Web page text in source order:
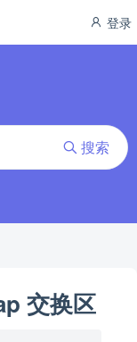
登录
搜索
交换区